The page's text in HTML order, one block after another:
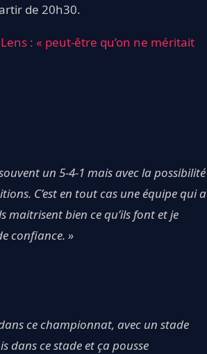
de 20h30.
: « peut-être qu’on ne méritait
un 5-4-1 mais avec la possibilité
C’est en tout cas une équipe qui a
maitrisent bien ce qu’ils font et je
confiance. »
ce championnat, avec un stade
dans ce stade et ça pousse